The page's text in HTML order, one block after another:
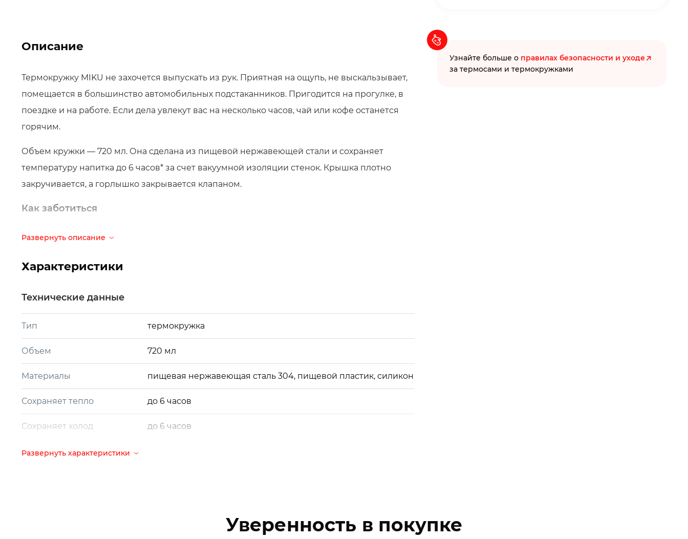
Описание
Термокружку MIKU не захочется выпускать из рук. Приятная на ощупь, не выскальзывает,
помещается в большинство автомобильных подстаканников. Пригодится на прогулке, в
поездке и на работе. Если дела увлекут вас на несколько часов, чай или кофе останется
горячим.
Объем кружки — 720 мл. Она сделана из пищевой нержавеющей стали и сохраняет
температуру напитка до 6 часов* за счет вакуумной изоляции стенок. Крышка плотно
закручивается, а горлышко закрывается клапаном.
Как заботиться
средства и мягкой губки.
Проверяйте, чтобы крышка была плотно закрыта.
Не наливайте в термокружку газированные напитки и не добавляйте внутрь сухой лед.
*по результатам испытания: в среде 25 °С без транспортировки температура воды внутри
изменилась за 6 часов с 95 до 35 °С
Развернуть описание
Характеристики
Технические данные
Тип термокружка
Объем 720 мл
Материалы пищевая нержавеющая сталь 304, пищевой пластик, силикон
Сохраняет тепло до 6 часов
Сохраняет холод до 6 часов
Размер
Развернуть характеристики
Узнайте больше о правилах безопасности и уходе
за термосами и термокружками
Уверенность в покупке